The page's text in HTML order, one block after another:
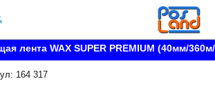
лента WAX SUPER PREMIUM (40мм/
164 317